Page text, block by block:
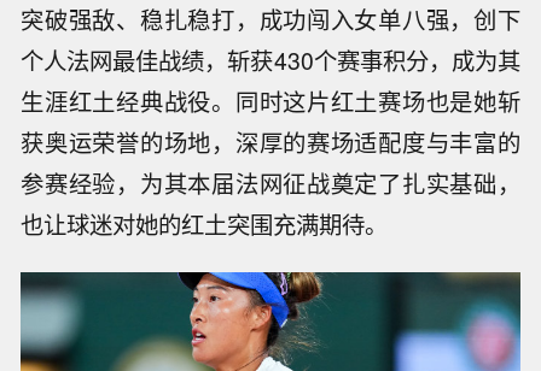
突破强敌、稳扎稳打，成功闯入女单八强，创下
个人法网最佳战绩，斩获430个赛事积分，成为其
生涯红土经典战役。同时这片红土赛场也是她斩
获奥运荣誉的场地，深厚的赛场适配度与丰富的
参赛经验，为其本届法网征战奠定了扎实基础，
也让球迷对她的红土突围充满期待。